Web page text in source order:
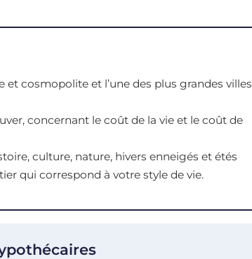
cosmopolite et l’une des plus grandes villes
concernant le coût de la vie et le coût de
culture, nature, hivers enneigés et étés
qui correspond à votre style de vie.